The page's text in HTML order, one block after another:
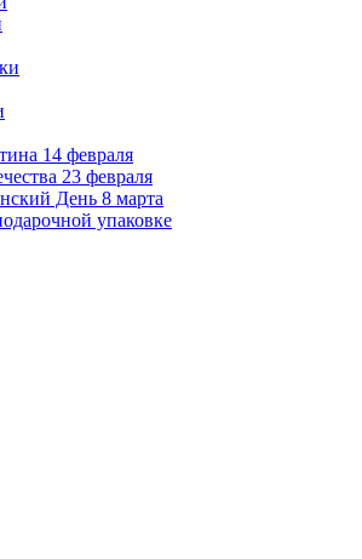
14 февраля
23 февраля
День 8 марта
упаковке